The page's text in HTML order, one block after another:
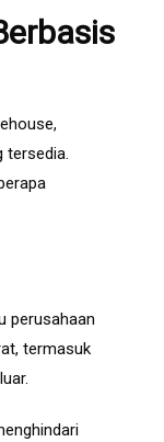
tersedia.
perusahaan
termasuk